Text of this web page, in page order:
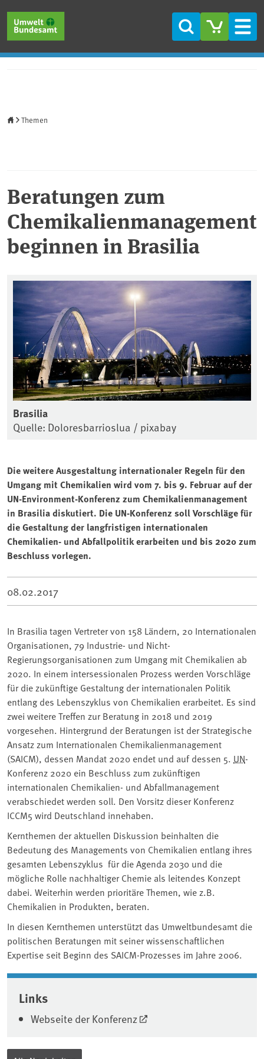
Suche
Themen
Beratungen zum
Chemikalienmanagement
beginnen in Brasilia
Brasilia
Quelle: Doloresbarrioslua / pixabay
Die weitere Ausgestaltung internationaler Regeln für den
Umgang mit Chemikalien wird vom 7. bis 9. Februar auf der
UN-Environment-Konferenz zum Chemikalienmanagement
in Brasilia diskutiert. Die UN-Konferenz soll Vorschläge für
die Gestaltung der langfristigen internationalen
Chemikalien- und Abfallpolitik erarbeiten und bis 2020 zum
Beschluss vorlegen.
08.02.2017
In Brasilia tagen Vertreter von 158 Ländern, 20 Internationalen
Organisationen, 79 Industrie- und Nicht-
Regierungsorganisationen zum Umgang mit Chemikalien ab
2020. In einem intersessionalen Prozess werden Vorschläge
für die zukünftige Gestaltung der internationalen Politik
entlang des Lebenszyklus von Chemikalien erarbeitet. Es sind
zwei weitere Treffen zur Beratung in 2018 und 2019
vorgesehen. Hintergrund der Beratungen ist der Strategische
Ansatz zum Internationalen Chemikalienmanagement
(SAICM), dessen Mandat 2020 endet und auf dessen 5. UN-
Konferenz 2020 ein Beschluss zum zukünftigen
internationalen Chemikalien- und Abfallmanagement
verabschiedet werden soll. Den Vorsitz dieser Konferenz
ICCM5 wird Deutschland innehaben.
Kernthemen der aktuellen Diskussion beinhalten die
Bedeutung des Managements von Chemikalien entlang ihres
gesamten Lebenszyklus für die Agenda 2030 und die
mögliche Rolle nachhaltiger Chemie als leitendes Konzept
dabei. Weiterhin werden prioritäre Themen, wie z.B.
Chemikalien in Produkten, beraten.
In diesen Kernthemen unterstützt das Umweltbundesamt die
politischen Beratungen mit seiner wissenschaftlichen
Expertise seit Beginn des SAICM-Prozesses im Jahre 2006.
Associated content
Links
Webseite der Konferenz